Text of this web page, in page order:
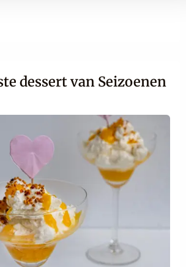
dessert van Seizoenen